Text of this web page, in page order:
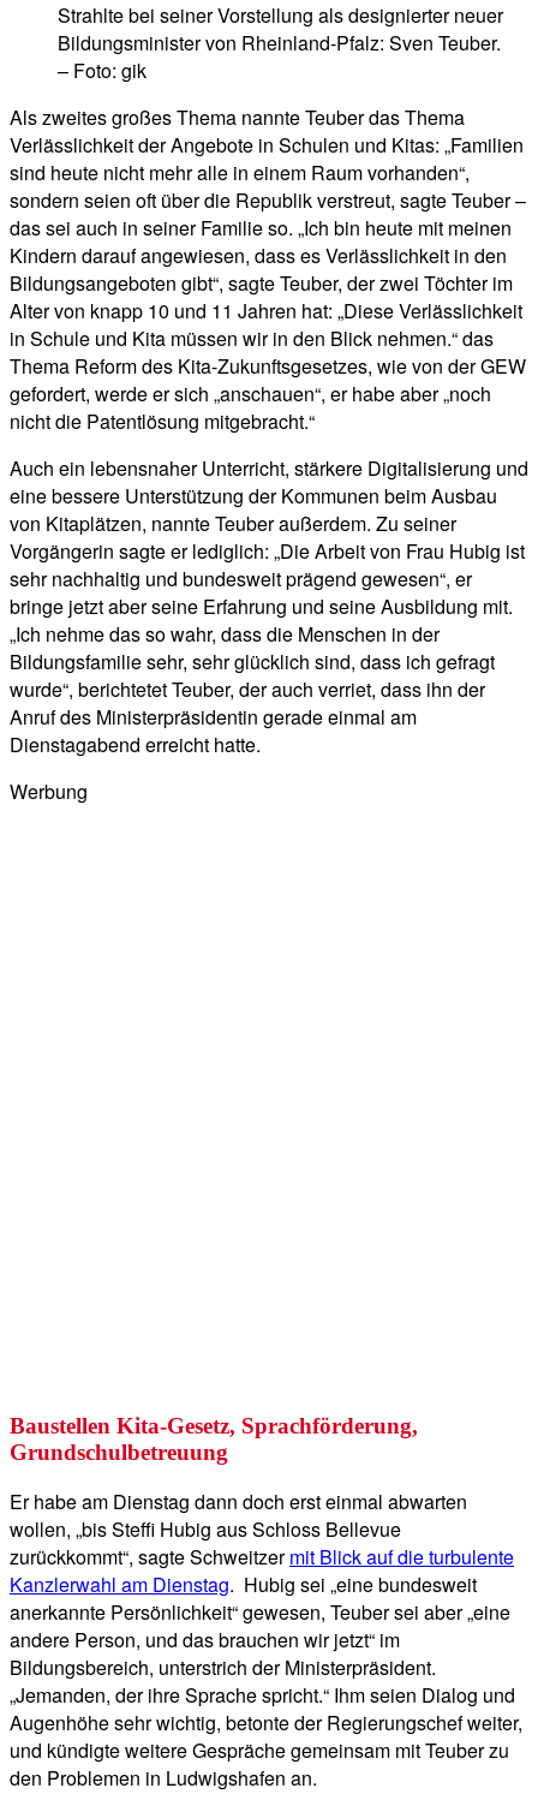
Strahlte bei seiner Vorstellung als designierter neuer
Bildungsminister von Rheinland-Pfalz: Sven Teuber.
– Foto: gik
Als zweites großes Thema nannte Teuber das Thema
Verlässlichkeit der Angebote in Schulen und Kitas: „Familien
sind heute nicht mehr alle in einem Raum vorhanden“,
sondern seien oft über die Republik verstreut, sagte Teuber –
das sei auch in seiner Familie so. „Ich bin heute mit meinen
Kindern darauf angewiesen, dass es Verlässlichkeit in den
Bildungsangeboten gibt“, sagte Teuber, der zwei Töchter im
Alter von knapp 10 und 11 Jahren hat: „Diese Verlässlichkeit
in Schule und Kita müssen wir in den Blick nehmen.“ das
Thema Reform des Kita-Zukunftsgesetzes, wie von der GEW
gefordert, werde er sich „anschauen“, er habe aber „noch
nicht die Patentlösung mitgebracht.“
Auch ein lebensnaher Unterricht, stärkere Digitalisierung und
eine bessere Unterstützung der Kommunen beim Ausbau
von Kitaplätzen, nannte Teuber außerdem. Zu seiner
Vorgängerin sagte er lediglich: „Die Arbeit von Frau Hubig ist
sehr nachhaltig und bundesweit prägend gewesen“, er
bringe jetzt aber seine Erfahrung und seine Ausbildung mit.
„Ich nehme das so wahr, dass die Menschen in der
Bildungsfamilie sehr, sehr glücklich sind, dass ich gefragt
wurde“, berichtetet Teuber, der auch verriet, dass ihn der
Anruf des Ministerpräsidentin gerade einmal am
Dienstagabend erreicht hatte.
Werbung
Baustellen Kita-Gesetz, Sprachförderung,
Grundschulbetreuung
Er habe am Dienstag dann doch erst einmal abwarten
wollen, „bis Steffi Hubig aus Schloss Bellevue
zurückkommt“, sagte Schweitzermit Blick auf die turbulente
Kanzlerwahl am Dienstag. Hubig sei „eine bundesweit
anerkannte Persönlichkeit“ gewesen, Teuber sei aber „eine
andere Person, und das brauchen wir jetzt“ im
Bildungsbereich, unterstrich der Ministerpräsident.
„Jemanden, der ihre Sprache spricht.“ Ihm seien Dialog und
Augenhöhe sehr wichtig, betonte der Regierungschef weiter,
und kündigte weitere Gespräche gemeinsam mit Teuber zu
den Problemen in Ludwigshafen an.